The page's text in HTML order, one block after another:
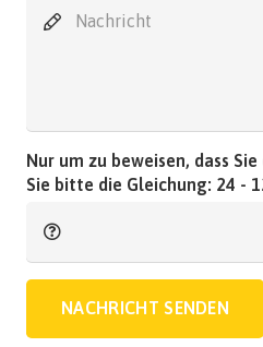
Nur um zu beweisen, dass
Sie bitte die Gleichung: 24 -
NACHRICHT SENDEN